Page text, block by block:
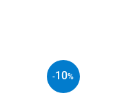
-10%